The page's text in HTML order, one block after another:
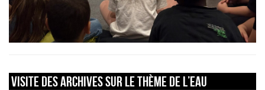
VISITE DES ARCHIVES SUR LE THÈME DE L’EAU